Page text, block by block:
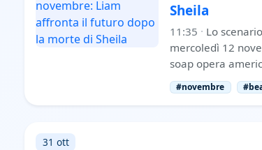
Sheila
11:35 · Lo
mercoledì 12
soap opera
#novembre
31 ott